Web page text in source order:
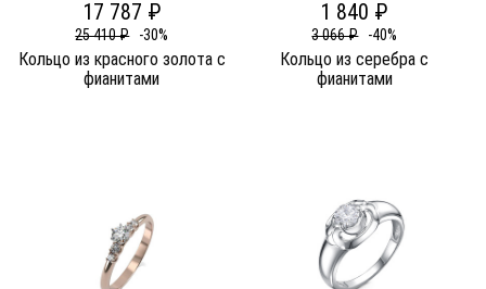
17 787 ₽
25 410 ₽ -30%
Кольцо из красного золота c
фианитами
1 840 ₽
3 066 ₽ -40%
Кольцо из серебра c
фианитами